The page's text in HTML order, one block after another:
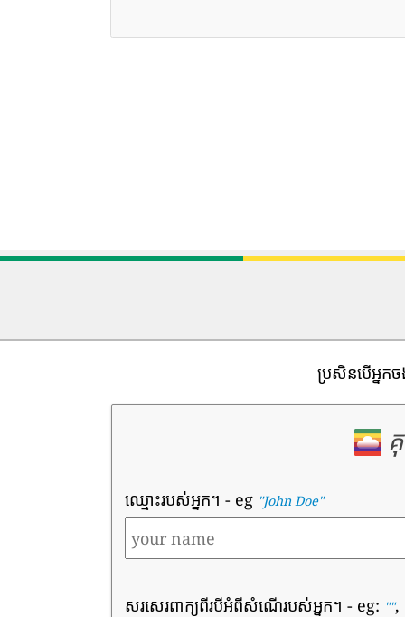
ប្រសិនបើអ្នក
ឈ្មោះរបស់អ្នក។ - eg "John Doe"
សរសេរពាក្យពីរបីអំពីសំណើរបស់អ្នក។ - eg: "",